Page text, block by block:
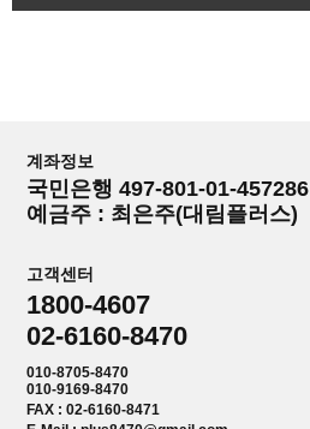
계좌정보
국민은행 497-801-01-457286
예금주 : 최은주(대림플러스)
고객센터
1800-4607
02-6160-8470
010-8705-8470
010-9169-8470
FAX : 02-6160-8471